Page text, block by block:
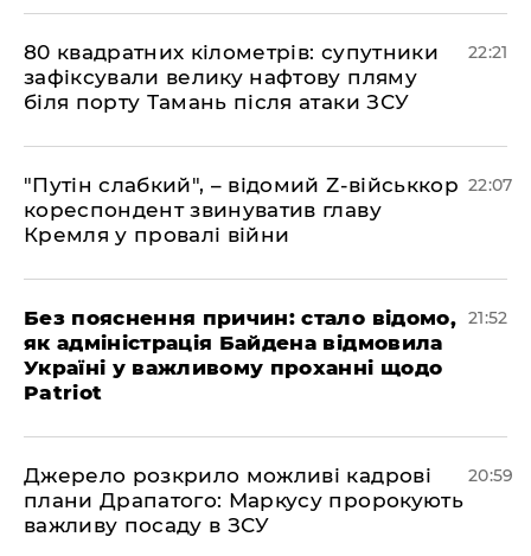
​80 квадратних кілометрів: супутники
зафіксували велику нафтову пляму
біля порту Тамань після атаки ЗСУ
22:21
"Путін слабкий", – відомий Z-військкор
кореспондент звинуватив главу
Кремля у провалі війни
22:07
​Без пояснення причин: стало відомо,
як адміністрація Байдена відмовила
Україні у важливому проханні щодо
Patriot
21:52
​Джерело розкрило можливі кадрові
плани Драпатого: Маркусу пророкують
важливу посаду в ЗСУ
20:59